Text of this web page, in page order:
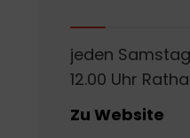
jeden
12.00 Uhr
Zu Website